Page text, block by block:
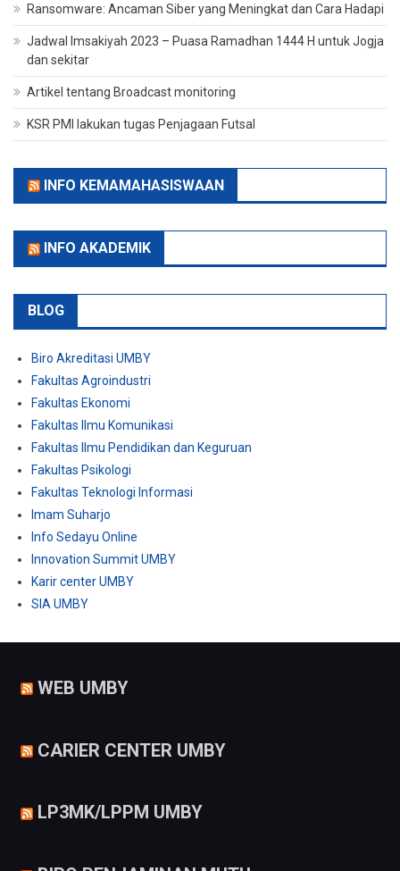
Ransomware: Ancaman Siber yang Meningkat dan Cara Hadapi
Jadwal Imsakiyah 2023 – Puasa Ramadhan 1444 H untuk Jogja
dan sekitar
Artikel tentang Broadcast monitoring
KSR PMI lakukan tugas Penjagaan Futsal
INFO KEMAMAHASISWAAN
INFO AKADEMIK
BLOG
Biro Akreditasi UMBY
Fakultas Agroindustri
Fakultas Ekonomi
Fakultas Ilmu Komunikasi
Fakultas Ilmu Pendidikan dan Keguruan
Fakultas Psikologi
Fakultas Teknologi Informasi
Imam Suharjo
Info Sedayu Online
Innovation Summit UMBY
Karir center UMBY
SIA UMBY
WEB UMBY
CARIER CENTER UMBY
LP3MK/LPPM UMBY